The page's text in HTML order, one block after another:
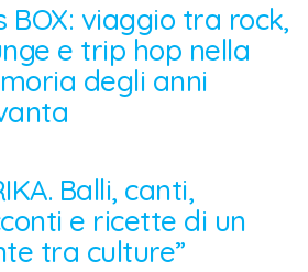
BOX: viaggio tra rock,
e trip hop nella
degli anni
Balli, canti,
e ricette di un
tra culture”